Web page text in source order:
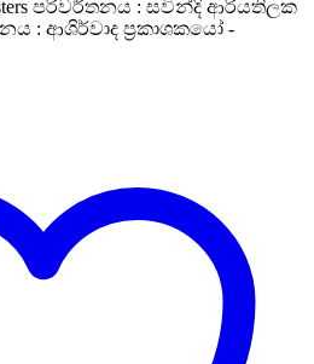
පරිවර්තනය : සවින්දි ආරියතිලක
: ආශිර්වාද ප්‍රකාශකයෝ -